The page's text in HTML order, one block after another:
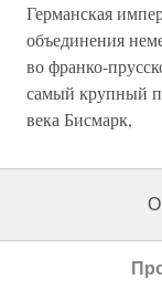
Германская
объединения
во франко-
самый крупный
века Бисмарк,
О